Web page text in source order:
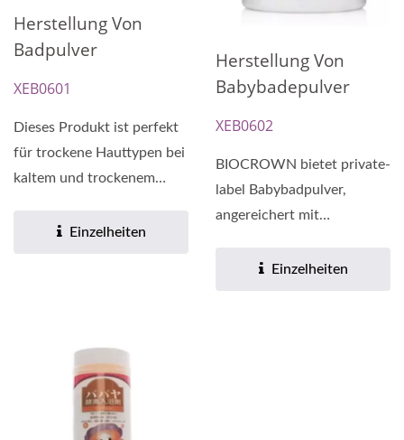
Herstellung Von
Badpulver
XEB0601
Dieses Produkt ist perfekt
für trockene Hauttypen bei
kaltem und trockenem
Einzelheiten
Herstellung Von
Babybadepulver
XEB0602
BIOCROWN bietet private-
label Babybadpulver,
angereichert mit
feuchtigkeitsspendenden...
Einzelheiten